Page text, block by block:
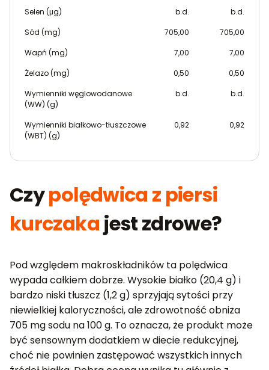
Selen (μg) b.d.
b.d.
Sód (mg)
705,00
705,00
Wapń (mg)
7,00
7,00
Żelazo (mg)
0,50
0,50
Wymienniki węglowodanowe
(WW) (g)
b.d. b.d.
Wymienniki białkowo-tłuszczowe
(WBT) (g)
0,92 0,92
Czypolędwica z piersi
kurczaka jest zdrowe?
Pod względem makroskładników ta polędwica
wypada całkiem dobrze. Wysokie białko (20,4 g) i
bardzo niski tłuszcz (1,2 g) sprzyjają sytości przy
niewielkiej kaloryczności, ale zdrowotność obniża
705 mg sodu na 100 g. To oznacza, że produkt może
być sensownym dodatkiem w diecie redukcyjnej,
choć nie powinien zastępować wszystkich innych